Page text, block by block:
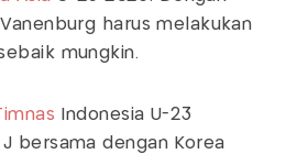
harus melakukan
mungkin.
Indonesia U-23
bersama dengan Korea